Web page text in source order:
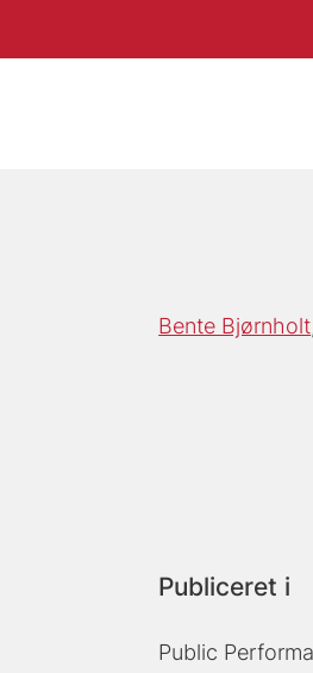
Bente Bjørnholt
Publiceret i
Public